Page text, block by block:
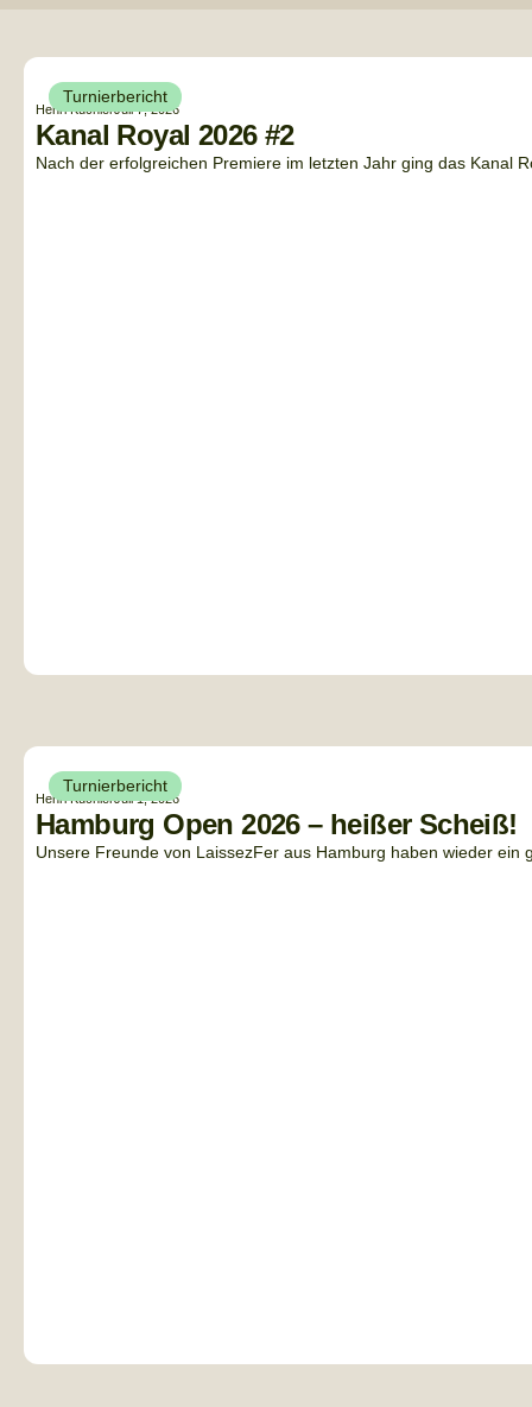
Turnierbericht
Henri KüchlerJuli 7, 2026
Kanal Royal 2026 #2
Nach der erfolgreichen Premiere im letzten Jahr ging das Kanal
Turnierbericht
Henri KüchlerJuli 1, 2026
Hamburg Open 2026 – heißer Scheiß!
Unsere Freunde von LaissezFer aus Hamburg haben wieder